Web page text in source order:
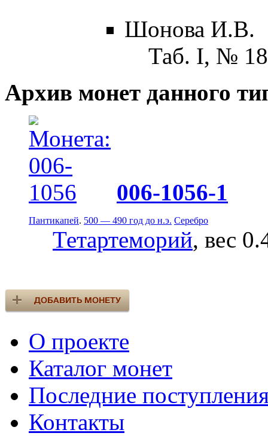
Шонова И.В.
Таб. I, № 18
Архив монет данного
006-1056-1
Пантикапей. 500 — 490 год до н.э. Серебро
Тетартеморий, вес
О проекте
Каталог монет
Последние
Контакты